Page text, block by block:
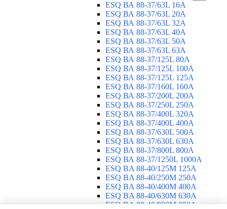
ESQ ВА 88-37/63L 16A
ESQ ВА 88-37/63L 20A
ESQ ВА 88-37/63L 32A
ESQ ВА 88-37/63L 40A
ESQ ВА 88-37/63L 50A
ESQ ВА 88-37/63L 63A
ESQ ВА 88-37/125L 80A
ESQ ВА 88-37/125L 100A
ESQ ВА 88-37/125L 125A
ESQ ВА 88-37/160L 160A
ESQ ВА 88-37/200L 200A
ESQ ВА 88-37/250L 250A
ESQ ВА 88-37/400L 320A
ESQ ВА 88-37/400L 400A
ESQ ВА 88-37/630L 500A
ESQ ВА 88-37/630L 630A
ESQ ВА 88-37/800L 800A
ESQ ВА 88-37/1250L 1000A
ESQ BA 88-40/125M 125A
ESQ BA 88-40/250M 250A
ESQ BA 88-40/400M 400A
ESQ BA 88-40/630М 630A
ESQ BA 88-40/800M 800A